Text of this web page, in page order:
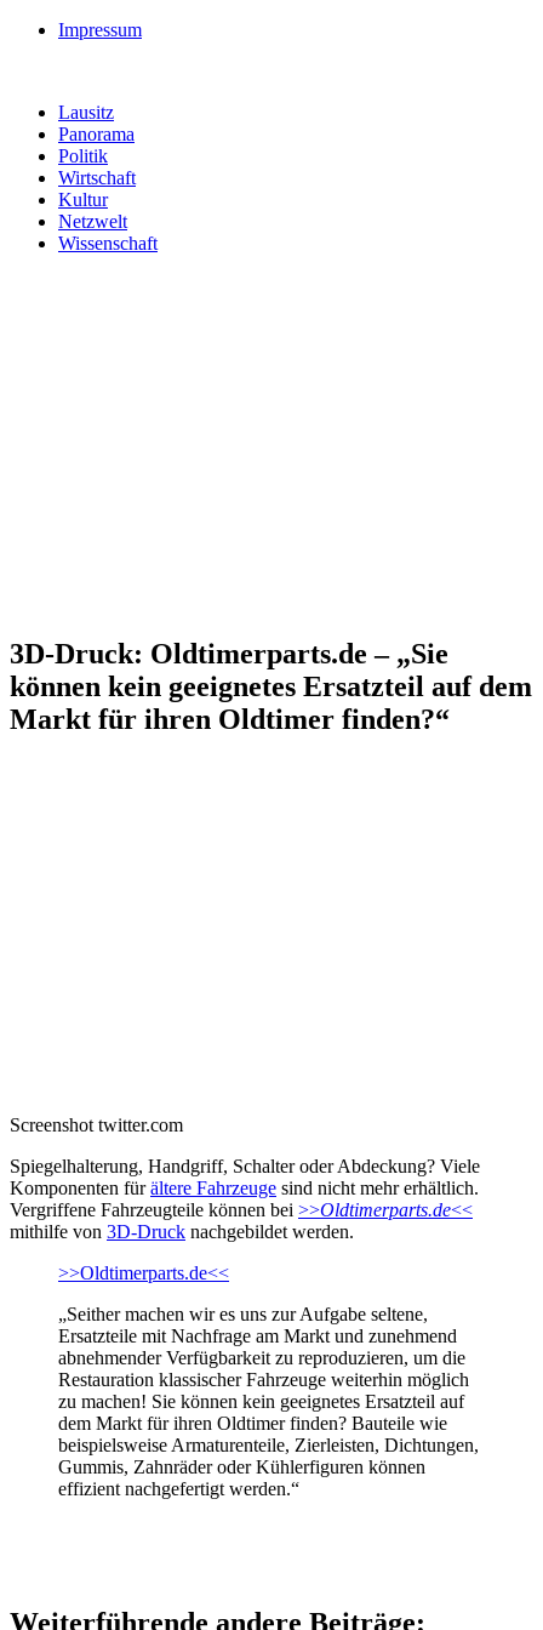
Impressum
Lausitz
Panorama
Politik
Wirtschaft
Kultur
Netzwelt
Wissenschaft
3D-Druck: Oldtimerparts.de – „Sie
können kein geeignetes Ersatzteil auf dem
Markt für ihren Oldtimer finden?“
Screenshot twitter.com
Spiegelhalterung, Handgriff, Schalter oder Abdeckung? Viele
Komponenten fürältere Fahrzeuge sind nicht mehr erhältlich.
Vergriffene Fahrzeugteile können bei >>Oldtimerparts.de<<
mithilfe von 3D-Druck nachgebildet werden.
>>Oldtimerparts.de<<
„Seither machen wir es uns zur Aufgabe seltene,
Ersatzteile mit Nachfrage am Markt und zunehmend
abnehmender Verfügbarkeit zu reproduzieren, um die
Restauration klassischer Fahrzeuge weiterhin möglich
zu machen! Sie können kein geeignetes Ersatzteil auf
dem Markt für ihren Oldtimer finden? Bauteile wie
beispielsweise Armaturenteile, Zierleisten, Dichtungen,
Gummis, Zahnräder oder Kühlerfiguren können
effizient nachgefertigt werden.“
Weiterführende andere Beiträge: